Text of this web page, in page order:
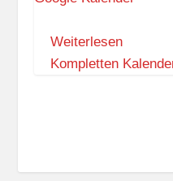
s
k
e
Weiterlesen
Kompletten